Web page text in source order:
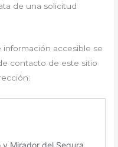
de una solicitud
información accesible se
contacto de este sitio